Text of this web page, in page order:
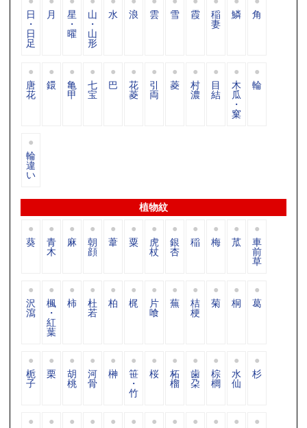
日
・
日
足
月 星
・
曜
山
・
山
形
水 浪 雲 雪 霞 稲
妻
鱗 角
唐
花
鐶 亀
甲
七
宝
巴 花
菱
引
両
菱 村
濃
目
結
木
瓜
・
窠
輪
輪
違
い
植物紋
葵 青
木
麻 朝
顔
葦 粟 虎
杖
銀
杏
稲 梅 苽 車
前
草
沢
瀉
楓
・
紅
葉
柿 杜
若
柏 梶 片
喰
蕪 桔
梗
菊 桐 葛
栀
子
栗 胡
桃
河
骨
榊 笹
・
竹
桜 柘
榴
歯
朶
棕
櫚
水
仙
杉